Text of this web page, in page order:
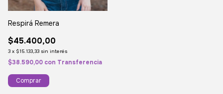
Respirá Remera
$45.400,00
3 x $15.133,33 sin interés
$38.590,00 con Transferencia
Comprar